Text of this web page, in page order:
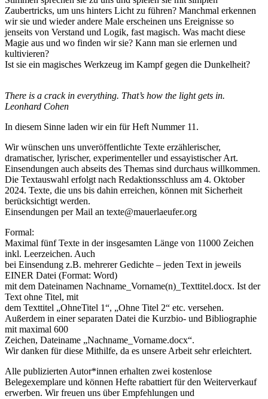
Zaubertricks, um uns hinters Licht zu führen? Manchmal erkennen
wir sie und wieder andere Male erscheinen uns Ereignisse so
jenseits von Verstand und Logik, fast magisch. Was macht diese
Magie aus und wo finden wir sie? Kann man sie erlernen und
kultivieren?
Ist sie ein magisches Werkzeug im Kampf gegen die Dunkelheit?
There is a crack in everything. That’s how the light gets in.
Leonhard Cohen
In diesem Sinne laden wir ein für Heft Nummer 11.
Wir wünschen uns unveröffentlichte Texte erzählerischer,
dramatischer, lyrischer, experimenteller und essayistischer Art.
Einsendungen auch abseits des Themas sind durchaus willkommen.
Die Textauswahl erfolgt nach Redaktionsschluss am 4. Oktober
2024. Texte, die uns bis dahin erreichen, können mit Sicherheit
berücksichtigt werden.
Einsendungen per Mail an texte@mauerlaeufer.org
Formal:
Maximal fünf Texte in der insgesamten Länge von 11000 Zeichen
inkl. Leerzeichen. Auch
bei Einsendung z.B. mehrerer Gedichte – jeden Text in jeweils
EINER Datei (Format: Word)
mit dem Dateinamen Nachname_Vorname(n)_Texttitel.docx. Ist der
Text ohne Titel, mit
dem Texttitel „OhneTitel 1“, „Ohne Titel 2“ etc. versehen.
Außerdem in einer separaten Datei die Kurzbio- und Bibliographie
mit maximal 600
Zeichen, Dateiname „Nachname_Vorname.docx“.
Wir danken für diese Mithilfe, da es unsere Arbeit sehr erleichtert.
Alle publizierten Autor*innen erhalten zwei kostenlose
Belegexemplare und können Hefte rabattiert für den Weiterverkauf
erwerben. Wir freuen uns über Empfehlungen und